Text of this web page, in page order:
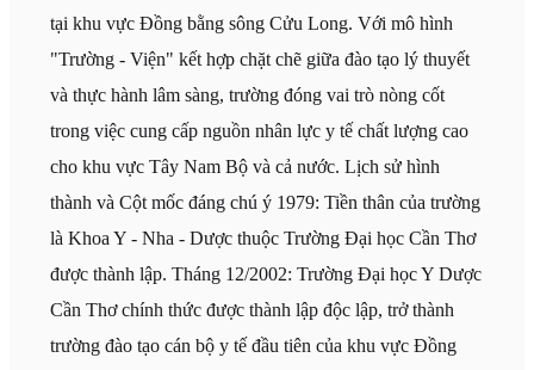
tại khu vực Đồng bằng sông Cửu Long. Với mô hình
"Trường - Viện" kết hợp chặt chẽ giữa đào tạo lý thuyết
và thực hành lâm sàng, trường đóng vai trò nòng cốt
trong việc cung cấp nguồn nhân lực y tế chất lượng cao
cho khu vực Tây Nam Bộ và cả nước. Lịch sử hình
thành và Cột mốc đáng chú ý 1979: Tiền thân của trường
là Khoa Y - Nha - Dược thuộc Trường Đại học Cần Thơ
được thành lập. Tháng 12/2002: Trường Đại học Y Dược
Cần Thơ chính thức được thành lập độc lập, trở thành
trường đào tạo cán bộ y tế đầu tiên của khu vực Đồng